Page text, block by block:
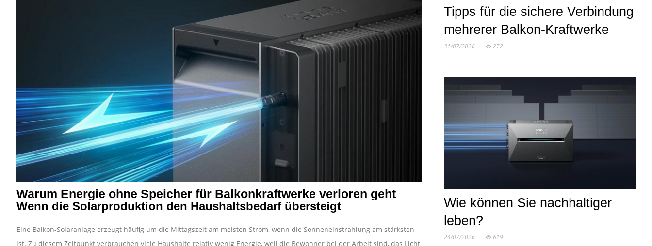
Warum Energie ohne Speicher für Balkonkraftwerke verloren geht
Wenn die Solarproduktion den Haushaltsbedarf übersteigt
Eine Balkon-Solaranlage erzeugt häufig um die Mittagszeit am meisten Strom, wenn die Sonneneinstrahlung am stärksten
ist. Zu diesem Zeitpunkt verbrauchen viele Haushalte relativ wenig Energie, weil die Bewohner bei der Arbeit sind, das Licht
Tipps für die sichere Verbindung
mehrerer Balkon-Kraftwerke
31/07/2026 272
Wie können Sie nachhaltiger
leben?
24/07/2026 619